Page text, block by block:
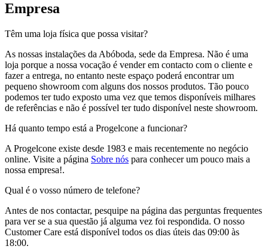
Empresa
Têm uma loja física que possa visitar?
As nossas instalações da Abóboda, sede da Empresa. Não é uma
loja porque a nossa vocação é vender em contacto com o cliente e
fazer a entrega, no entanto neste espaço poderá encontrar um
pequeno showroom com alguns dos nossos produtos. Tão pouco
podemos ter tudo exposto uma vez que temos disponíveis milhares
de referências e não é possível ter tudo disponível neste showroom.
Há quanto tempo está a Progelcone a funcionar?
A Progelcone existe desde 1983 e mais recentemente no negócio
online. Visite a página Sobre nós para conhecer um pouco mais a
nossa empresa!.
Qual é o vosso número de telefone?
Antes de nos contactar, pesquipe na página das perguntas frequentes
para ver se a sua questão já alguma vez foi respondida. O nosso
Customer Care está disponível todos os dias úteis das 09:00 às
18:00.